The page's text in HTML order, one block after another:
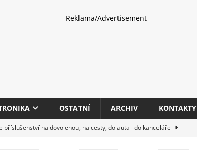
Reklama/Advertisement
OSTATNÍ ARCHIV KONTAKTY
příslušenství na dovolenou, na cesty, do auta i do kanceláře